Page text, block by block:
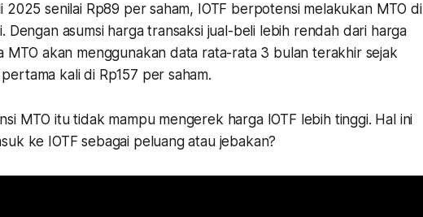
2025 senilai Rp89 per saham, IOTF berpotensi melakukan MTO di
Dengan asumsi harga transaksi jual-beli lebih rendah dari harga
MTO akan menggunakan data rata-rata 3 bulan terakhir sejak
kali di Rp157 per saham.
MTO itu tidak mampu mengerek harga IOTF lebih tinggi. Hal ini
ke IOTF sebagai peluang atau jebakan?